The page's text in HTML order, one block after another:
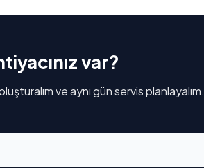
var?
ve aynı gün servis planlayalım.